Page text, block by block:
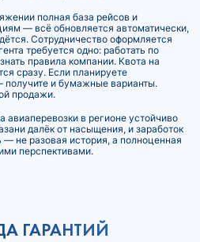
полная база рейсов и
— всё обновляется автоматически,
Сотрудничество оформляется
требуется одно: работать по
правила компании. Квота на
сразу. Если планируете
получите и бумажные варианты.
продажи.
авиаперевозки в регионе устойчиво
далёк от насыщения, и заработок
не разовая история, а полноценная
перспективами.
ГАРАНТИЙ